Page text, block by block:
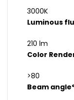
3000K
Luminous
210 lm
Color
>80
Beam